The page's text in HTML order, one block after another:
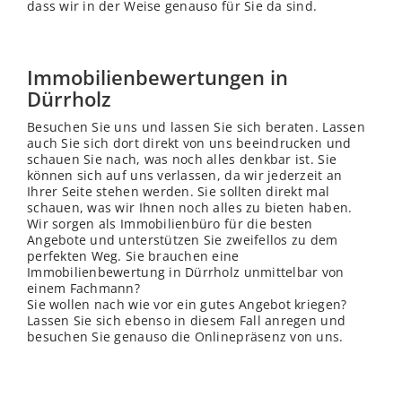
dass wir in der Weise genauso für Sie da sind.
Immobilienbewertungen in
Dürrholz
Besuchen Sie uns und lassen Sie sich beraten. Lassen
auch Sie sich dort direkt von uns beeindrucken und
schauen Sie nach, was noch alles denkbar ist. Sie
können sich auf uns verlassen, da wir jederzeit an
Ihrer Seite stehen werden. Sie sollten direkt mal
schauen, was wir Ihnen noch alles zu bieten haben.
Wir sorgen als Immobilienbüro für die besten
Angebote und unterstützen Sie zweifellos zu dem
perfekten Weg. Sie brauchen eine
Immobilienbewertung in Dürrholz unmittelbar von
einem Fachmann?
Sie wollen nach wie vor ein gutes Angebot kriegen?
Lassen Sie sich ebenso in diesem Fall anregen und
besuchen Sie genauso die Onlinepräsenz von uns.